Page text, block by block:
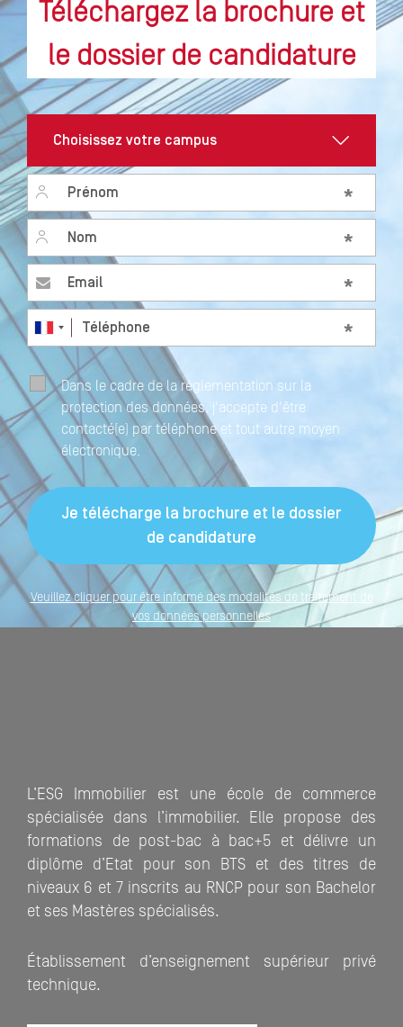
Téléchargez la brochure et
le dossier de candidature
Prénom *
Nom
Email *
Téléphone*
Dans le cadre de la réglementation sur la
protection des données, j'accepte d'être
contacté(e) par téléphone et tout autre moyen
électronique.
Veuillez cliquer pour être informé des modalités de traitement de
vos données personnelles
L’ESG Immobilier est une école de commerce
spécialisée dans l’immobilier. Elle propose des
formations de post-bac à bac+5 et délivre un
diplôme d’Etat pour son BTS et des titres de
niveaux 6 et 7 inscrits au RNCP pour son Bachelor
et ses Mastères spécialisés.
Établissement d’enseignement supérieur privé
technique.